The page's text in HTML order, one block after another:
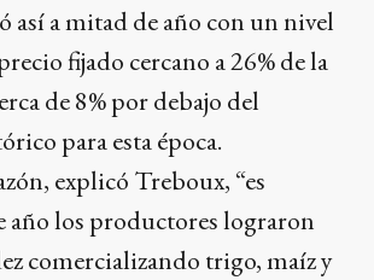
así a mitad de año con un nivel
fijado cercano a 26% de la
de 8% por debajo del
para esta época.
explicó Treboux, “es
año los productores lograron
comercializando trigo, maíz y